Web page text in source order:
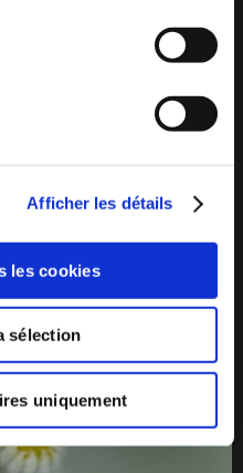
Afficher les détails
les cookies
sélection
uniquement